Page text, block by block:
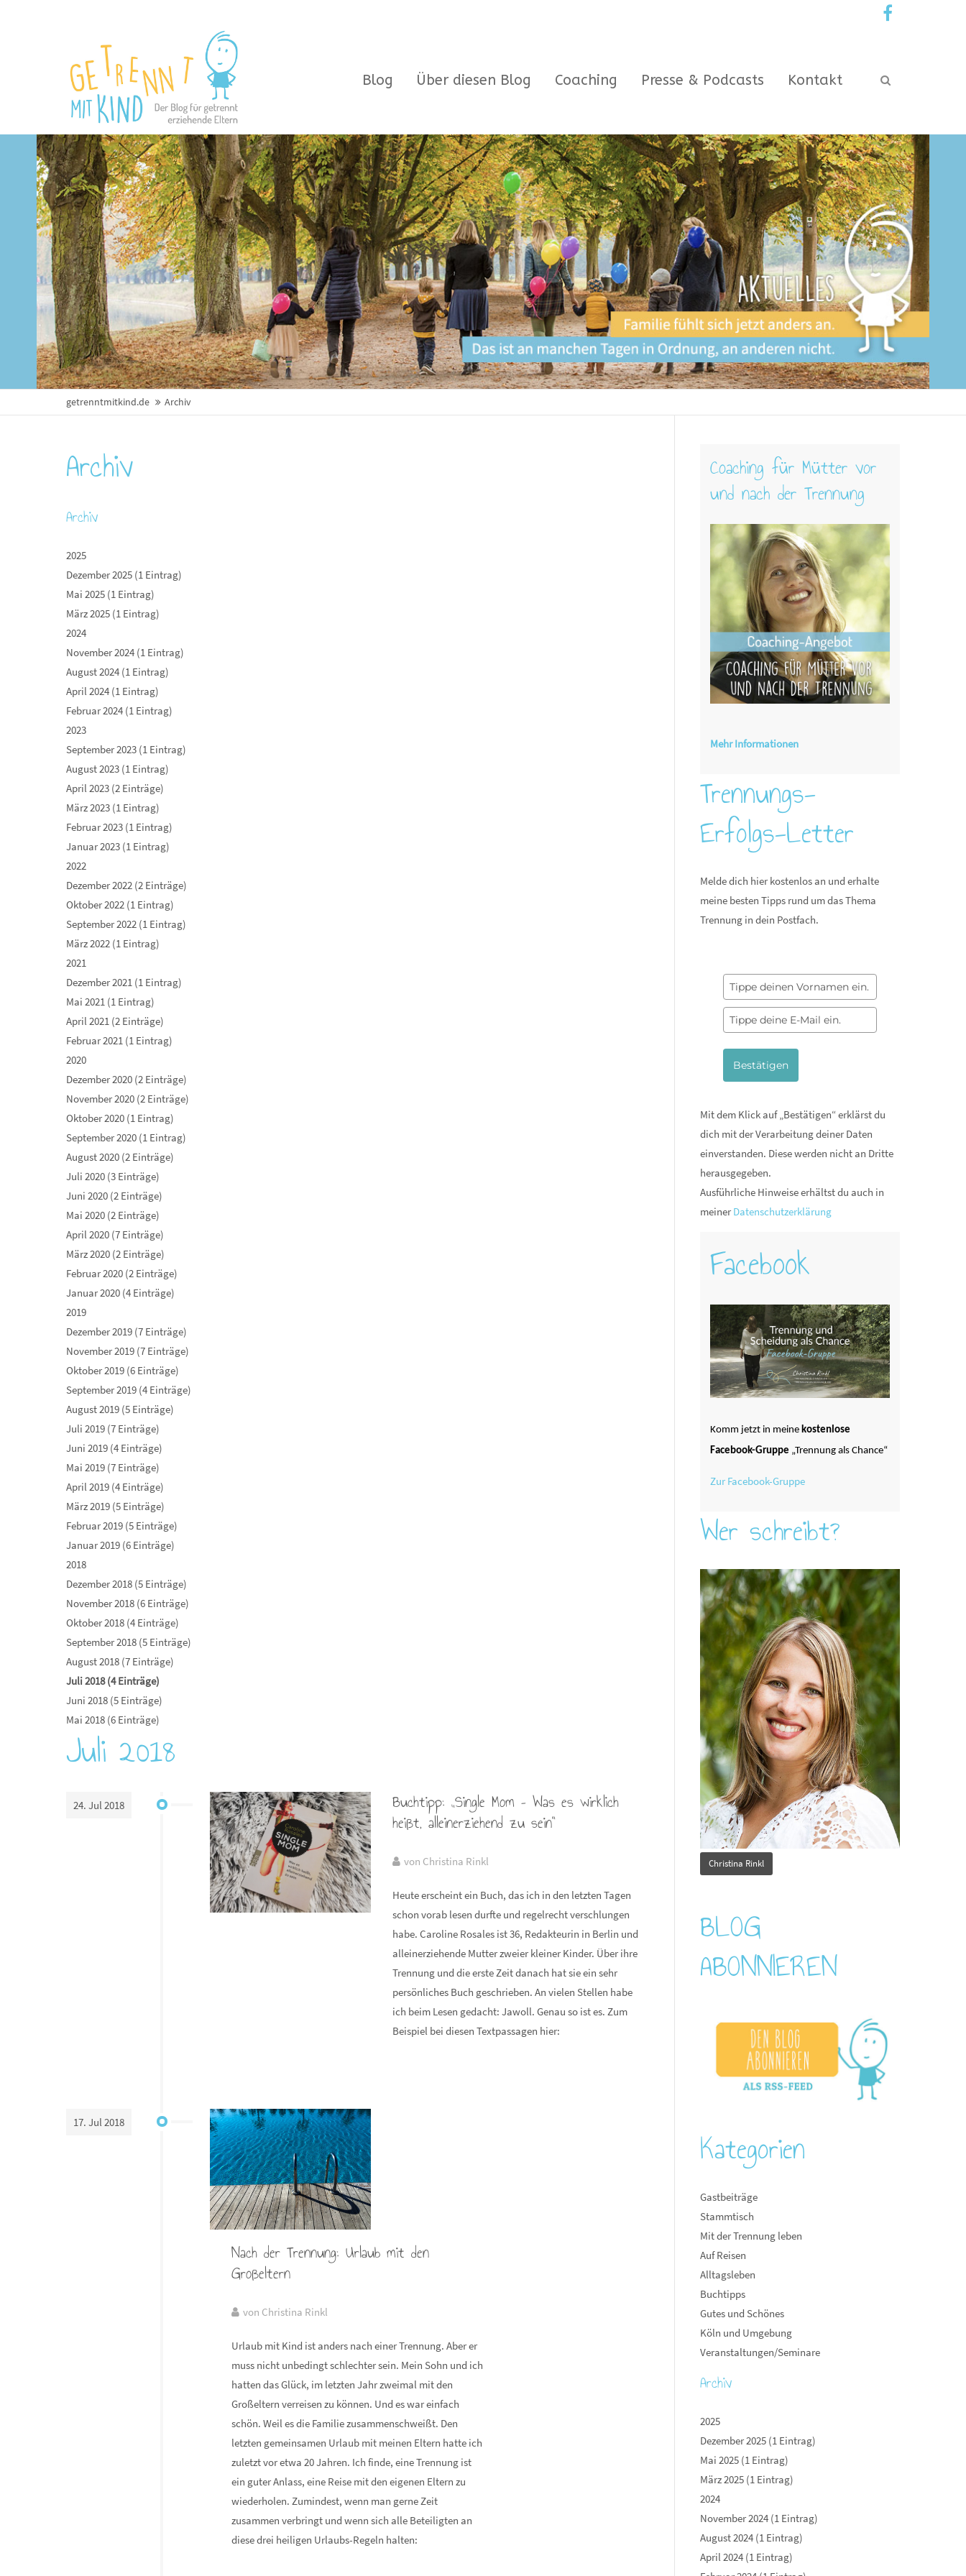
Blog Über diesen Blog Coaching Presse & Podcasts Kontakt
getrenntmitkind.de Archiv
Archiv
Archiv
2025
Dezember 2025 (1 Eintrag)
Mai 2025 (1 Eintrag)
März 2025 (1 Eintrag)
2024
November 2024 (1 Eintrag)
August 2024 (1 Eintrag)
April 2024 (1 Eintrag)
Februar 2024 (1 Eintrag)
2023
September 2023 (1 Eintrag)
August 2023 (1 Eintrag)
April 2023 (2 Einträge)
März 2023 (1 Eintrag)
Februar 2023 (1 Eintrag)
Januar 2023 (1 Eintrag)
2022
Dezember 2022 (2 Einträge)
Oktober 2022 (1 Eintrag)
September 2022 (1 Eintrag)
März 2022 (1 Eintrag)
2021
Dezember 2021 (1 Eintrag)
Mai 2021 (1 Eintrag)
April 2021 (2 Einträge)
Februar 2021 (1 Eintrag)
2020
Dezember 2020 (2 Einträge)
November 2020 (2 Einträge)
Oktober 2020 (1 Eintrag)
September 2020 (1 Eintrag)
August 2020 (2 Einträge)
Juli 2020 (3 Einträge)
Juni 2020 (2 Einträge)
Mai 2020 (2 Einträge)
April 2020 (7 Einträge)
März 2020 (2 Einträge)
Februar 2020 (2 Einträge)
Januar 2020 (4 Einträge)
2019
Dezember 2019 (7 Einträge)
November 2019 (7 Einträge)
Oktober 2019 (6 Einträge)
September 2019 (4 Einträge)
August 2019 (5 Einträge)
Juli 2019 (7 Einträge)
Juni 2019 (4 Einträge)
Mai 2019 (7 Einträge)
April 2019 (4 Einträge)
März 2019 (5 Einträge)
Februar 2019 (5 Einträge)
Januar 2019 (6 Einträge)
2018
Dezember 2018 (5 Einträge)
November 2018 (6 Einträge)
Oktober 2018 (4 Einträge)
September 2018 (5 Einträge)
August 2018 (7 Einträge)
Juli 2018 (4 Einträge)
Juni 2018 (5 Einträge)
Mai 2018 (6 Einträge)
Juli 2018
24. Jul 2018
Buchtipp: „Single Mom – Was es wirklich
heißt, alleinerziehend zu sein“
von Christina Rinkl
Heute erscheint ein Buch, das ich in den letzten Tagen
schon vorab lesen durfte und regelrecht verschlungen
habe. Caroline Rosales ist 36, Redakteurin in Berlin und
alleinerziehende Mutter zweier kleiner Kinder. Über ihre
Trennung und die erste Zeit danach hat sie ein sehr
persönliches Buch geschrieben. An vielen Stellen habe
ich beim Lesen gedacht: Jawoll. Genau so ist es. Zum
Beispiel bei diesen Textpassagen hier:
17. Jul 2018
Nach der Trennung: Urlaub mit den
Großeltern
von Christina Rinkl
Urlaub mit Kind ist anders nach einer Trennung. Aber er
muss nicht unbedingt schlechter sein. Mein Sohn und ich
hatten das Glück, im letzten Jahr zweimal mit den
Großeltern verreisen zu können. Und es war einfach
schön. Weil es die Familie zusammenschweißt. Den
letzten gemeinsamen Urlaub mit meinen Eltern hatte ich
zuletzt vor etwa 20 Jahren. Ich finde, eine Trennung ist
ein guter Anlass, eine Reise mit den eigenen Eltern zu
wiederholen. Zumindest, wenn man gerne Zeit
zusammen verbringt und wenn sich alle Beteiligten an
diese drei heiligen Urlaubs-Regeln halten:
Coaching für Mütter vor
und nach der Trennung
Mehr Informationen
Trennungs-
Erfolgs-Letter
Melde dich hier kostenlos an und erhalte
meine besten Tipps rund um das Thema
Trennung in dein Postfach.
Bestätigen
Mit dem Klick auf „Bestätigen“ erklärst du
dich mit der Verarbeitung deiner Daten
einverstanden. Diese werden nicht an Dritte
herausgegeben.
Ausführliche Hinweise erhältst du auch in
meiner Datenschutzerklärung
Facebook
Komm jetzt in meine kostenlose
Facebook-Gruppe „Trennung als Chance“
Zur Facebook-Gruppe
Wer schreibt?
Christina Rinkl
BLOG
ABONNIEREN
Kategorien
Gastbeiträge
Stammtisch
Mit der Trennung leben
Auf Reisen
Alltagsleben
Buchtipps
Gutes und Schönes
Köln und Umgebung
Veranstaltungen/Seminare
Archiv
2025
Dezember 2025 (1 Eintrag)
Mai 2025 (1 Eintrag)
März 2025 (1 Eintrag)
2024
November 2024 (1 Eintrag)
August 2024 (1 Eintrag)
April 2024 (1 Eintrag)